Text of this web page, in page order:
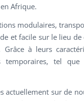
Afrique.
modulaires,
et facile sur le lieu
Grâce à leurs
temporaires, tel
actuellement sur de